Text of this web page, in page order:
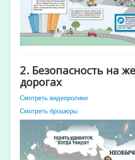
2. Безопасность на
дорогах
Смотреть видеоролики
Смотреть брошюры